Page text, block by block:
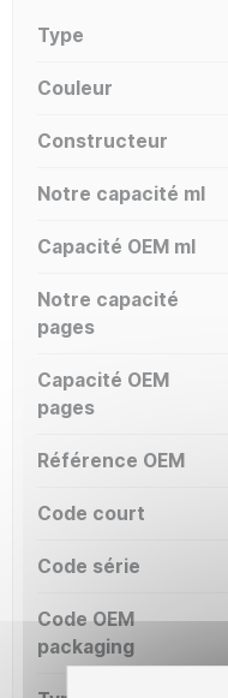
Type
Couleur
Constructeur
Notre capacité ml
Capacité OEM ml
Notre capacité
pages
Capacité OEM
pages
Référence OEM
Code court
Code série
Code OEM
packaging